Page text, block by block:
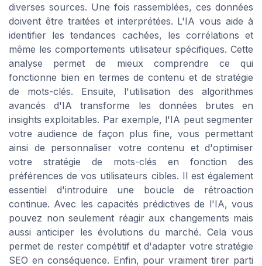
diverses sources. Une fois rassemblées, ces données
doivent être traitées et interprétées. L'IA vous aide à
identifier les tendances cachées, les corrélations et
même les comportements utilisateur spécifiques. Cette
analyse permet de mieux comprendre ce qui
fonctionne bien en termes de contenu et de stratégie
de mots-clés. Ensuite, l'utilisation des algorithmes
avancés d'IA transforme les données brutes en
insights exploitables. Par exemple, l'IA peut segmenter
votre audience de façon plus fine, vous permettant
ainsi de personnaliser votre contenu et d'optimiser
votre stratégie de mots-clés en fonction des
préférences de vos utilisateurs cibles. Il est également
essentiel d'introduire une boucle de rétroaction
continue. Avec les capacités prédictives de l'IA, vous
pouvez non seulement réagir aux changements mais
aussi anticiper les évolutions du marché. Cela vous
permet de rester compétitif et d'adapter votre stratégie
SEO en conséquence. Enfin, pour vraiment tirer parti